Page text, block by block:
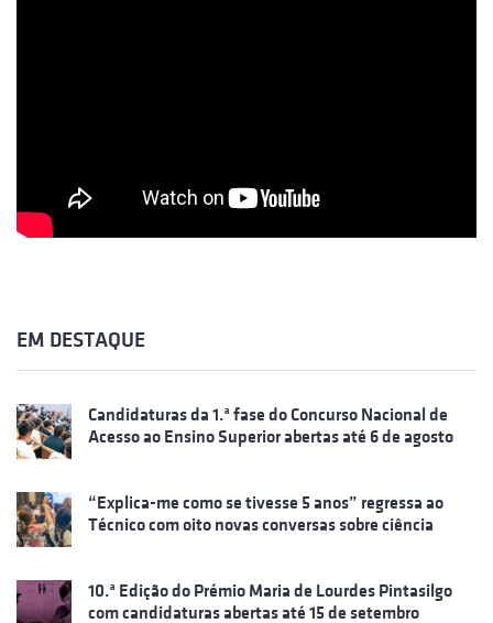
EM DESTAQUE
Candidaturas da 1.ª fase do Concurso Nacional de
Acesso ao Ensino Superior abertas até 6 de agosto
“Explica-me como se tivesse 5 anos” regressa ao
Técnico com oito novas conversas sobre ciência
10.ª Edição do Prémio Maria de Lourdes Pintasilgo
com candidaturas abertas até 15 de setembro